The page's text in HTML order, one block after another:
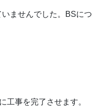
ませんでした。BSにつ
工事を完了させます。